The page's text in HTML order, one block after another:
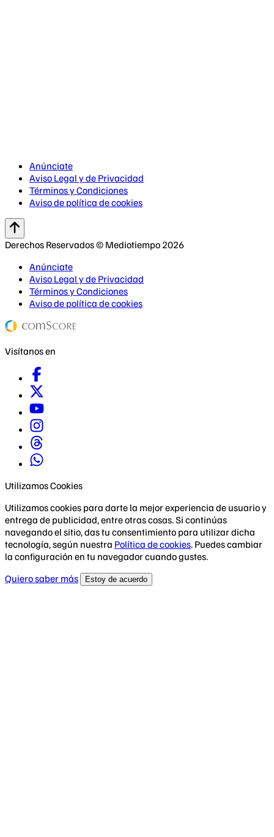
Anúnciate
Aviso Legal y de Privacidad
Términos y Condiciones
Aviso de política de cookies
Derechos Reservados © Mediotiempo 2026
Anúnciate
Aviso Legal y de Privacidad
Términos y Condiciones
Aviso de política de cookies
Visítanos en
Utilizamos Cookies
Utilizamos cookies para darte la mejor experiencia de usuario y
entrega de publicidad, entre otras cosas. Si continúas
navegando el sitio, das tu consentimiento para utilizar dicha
tecnología, según nuestra Política de cookies. Puedes cambiar
la configuración en tu navegador cuando gustes.
Quiero saber más
Estoy de acuerdo